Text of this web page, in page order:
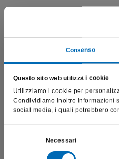
Consenso
Questo sito web utilizza i cookie
Utilizziamo i cookie per
Condividiamo inoltre informazioni
social media, i quali potrebbero
Necessari
02:01
03:50